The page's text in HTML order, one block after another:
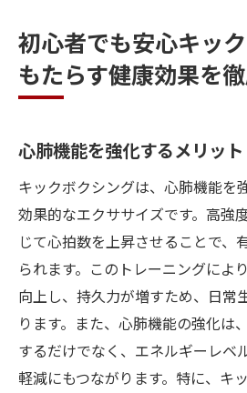
初心者でも安心キッ
もたらす健康効果を
心肺機能を強化するメリット
キックボクシングは、心肺機能を
効果的なエクササイズです。高強
じて心拍数を上昇させることで、
られます。このトレーニングによ
向上し、持久力が増すため、日常
ります。また、心肺機能の強化は
するだけでなく、エネルギーレベ
軽減にもつながります。特に、キ